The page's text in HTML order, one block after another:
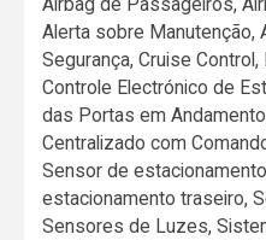
Alerta sobre Manutenção,
Segurança, Cruise
Controle Electrónico de
das Portas em
Centralizado com
Sensor de
estacionamento traseiro,
Sensores de Luzes,